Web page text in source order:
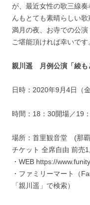
が、最近女性の歌三線
んもとても素晴らしい歌
満月の夜、お寺での公
ご堪能頂ければ幸いです。
親川遥 月例公演「綾も
日時：2020年9月4日（金
時間：18：30開場／19
場所：首里観音堂 (那
チケット 全席自由 前売
・WEB https://
・ファミリーマート（
「親川遥」で検索）